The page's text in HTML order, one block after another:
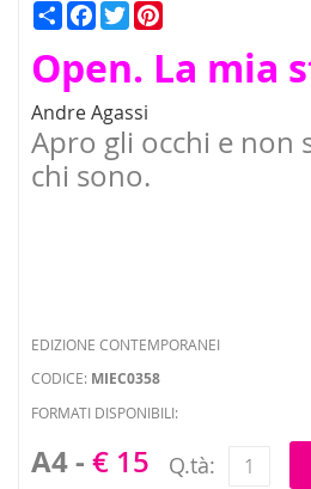
CondividiFacebook
Twitter
Open. La mia
Andre Agassi
Apro gli occhi e non
chi sono.
EDIZIONE CONTEMPORANEI
CODICE: MIEC0358
FORMATI DISPONIBILI:
A4 - € 15 Q.tà: